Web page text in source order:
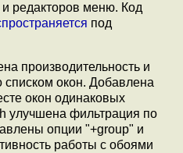
и редакторов меню. Код
под
производительность и
окон. Добавлена
окон одинаковых
улучшена фильтрация по
опции "+group" и
работы с обоями